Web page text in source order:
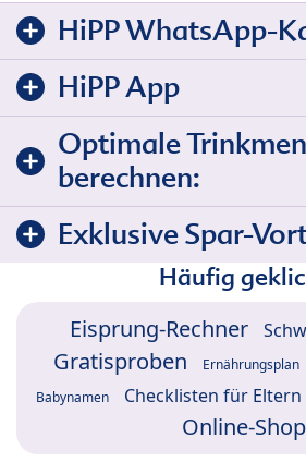
HiPP WhatsApp-
HiPP App
Optimale
berechnen:
Exklusive Spar-
Häufig
Eisprung-Rechner
Gratisproben Ernährungsplan
Babynamen Checklisten für Eltern
Online-Shop